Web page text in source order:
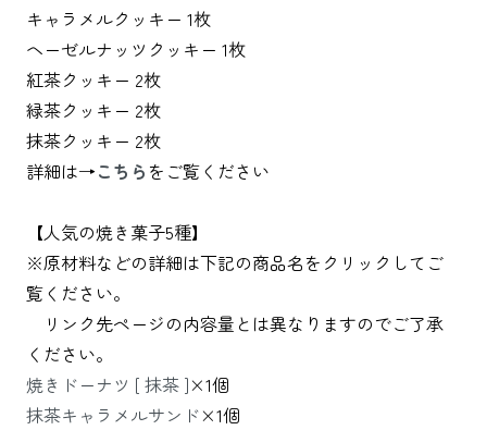
キャラメルクッキー 1枚
ヘーゼルナッツクッキー 1枚
紅茶クッキー 2枚
緑茶クッキー 2枚
抹茶クッキー 2枚
詳細は→こちら をご覧ください
【人気の焼き菓子5種】
※原材料などの詳細は下記の商品名をクリックしてご
覧ください。
リンク先ページの内容量とは異なりますのでご了承
ください。
焼きドーナツ [ 抹茶 ]×1個
抹茶キャラメルサンド×1個